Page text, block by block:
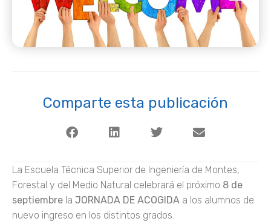
Comparte esta publicación
La Escuela Técnica Superior de Ingeniería de Montes,
Forestal y del Medio Natural celebrará el próximo 8 de
septiembre la JORNADA DE ACOGIDA a los alumnos de
nuevo ingreso en los distintos grados.